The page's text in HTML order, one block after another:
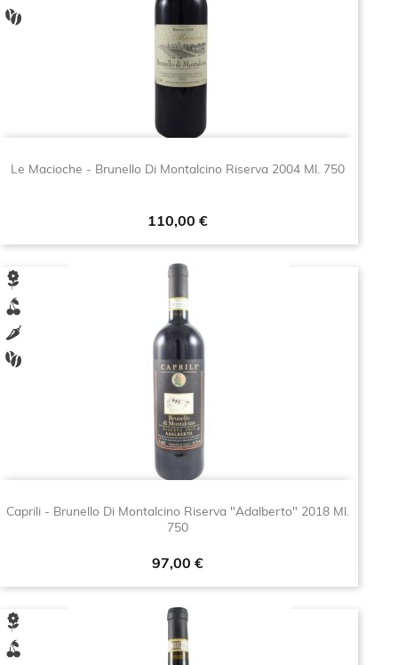
Le Macioche - Brunello Di Montalcino Riserva 2004 Ml. 750
Prezzo
110,00 €
Caprili - Brunello Di Montalcino Riserva "Adalberto" 2018 Ml.
750
Prezzo
97,00 €